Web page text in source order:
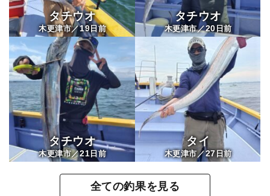
タチウオ
木更津市／19日前
タチウオ
木更津市／20 日前
タチウオ
木更津市／21 日前
タイ
木更津市／27 日前
全ての釣果を見る